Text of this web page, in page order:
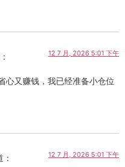
12 7 月, 2026 5:01 下午
心又赚钱，我已经准备小仓位
12 7 月, 2026 5:01 下午